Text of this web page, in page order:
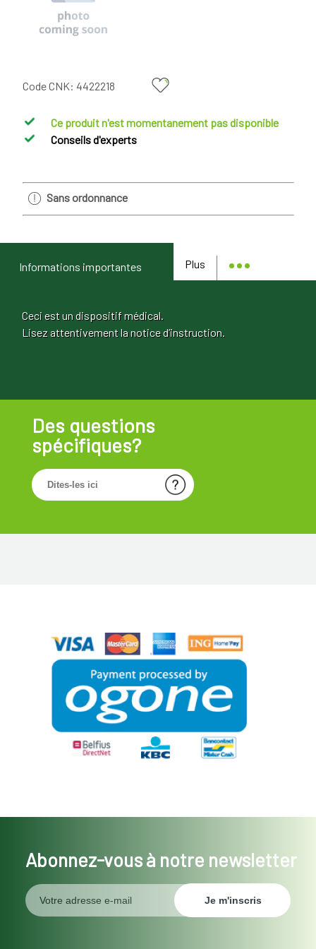
Code CNK: 4422218
Ce produit n'est momentanement pas disponible
Conseils d'experts
Sans ordonnance
Plus
Informations importantes
Ceci est un dispositif médical.
Lisez attentivement la notice d’instruction.
Des questions
spécifiques?
Abonnez-vous à notre newsletter